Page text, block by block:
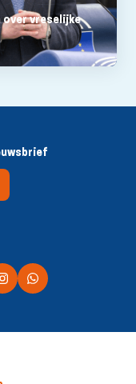
over vreselijke